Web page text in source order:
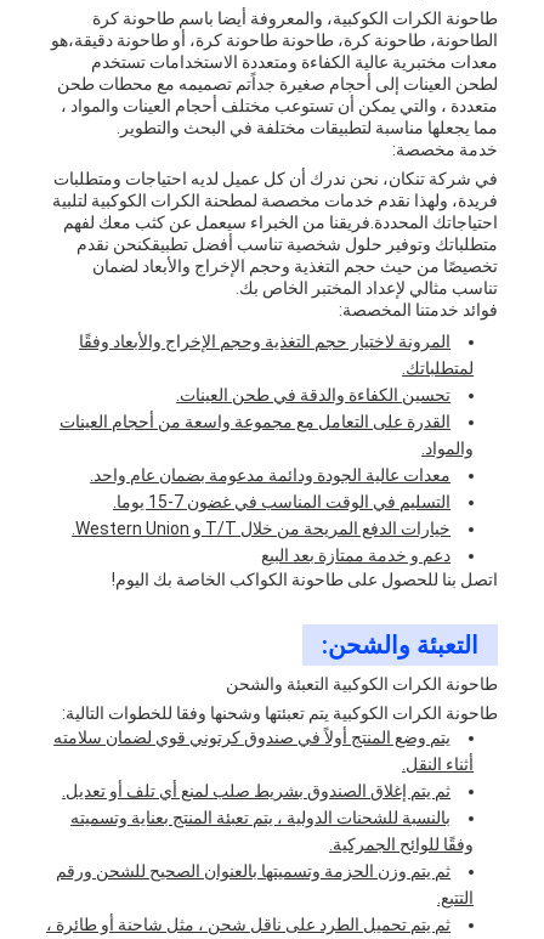
طاحونة الكرات الكوكبية، والمعروفة أيضا باسم طاحونة كرة
الطاحونة، طاحونة كرة، طاحونة طاحونة كرة، أو طاحونة دقيقة،هو
معدات مختبرية عالية الكفاءة ومتعددة الاستخدامات تستخدم
لطحن العينات إلى أحجام صغيرة جداًتم تصميمه مع محطات طحن
متعددة ، والتي يمكن أن تستوعب مختلف أحجام العينات والمواد ،
مما يجعلها مناسبة لتطبيقات مختلفة في البحث والتطوير.
خدمة مخصصة:
في شركة تنكان، نحن ندرك أن كل عميل لديه احتياجات ومتطلبات
فريدة، ولهذا نقدم خدمات مخصصة لمطحنة الكرات الكوكبية لتلبية
احتياجاتك المحددة.فريقنا من الخبراء سيعمل عن كثب معك لفهم
متطلباتك وتوفير حلول شخصية تناسب أفضل تطبيقكنحن نقدم
تخصيصًا من حيث حجم التغذية وحجم الإخراج والأبعاد لضمان
تناسب مثالي لإعداد المختبر الخاص بك.
فوائد خدمتنا المخصصة:
المرونة لاختيار حجم التغذية وحجم الإخراج والأبعاد وفقًا
لمتطلباتك.
تحسين الكفاءة والدقة في طحن العينات.
القدرة على التعامل مع مجموعة واسعة من أحجام العينات
والمواد.
معدات عالية الجودة ودائمة مدعومة بضمان عام واحد.
التسليم في الوقت المناسب في غضون 7-15 يوما.
خيارات الدفع المريحة من خلال T/T و Western Union.
دعم و خدمة ممتازة بعد البيع
اتصل بنا للحصول على طاحونة الكواكب الخاصة بك اليوم!
التعبئة والشحن:
طاحونة الكرات الكوكبية التعبئة والشحن
طاحونة الكرات الكوكبية يتم تعبئتها وشحنها وفقا للخطوات التالية:
يتم وضع المنتج أولاً في صندوق كرتوني قوي لضمان سلامته
أثناء النقل.
ثم يتم إغلاق الصندوق بشريط صلب لمنع أي تلف أو تعديل.
بالنسبة للشحنات الدولية ، يتم تعبئة المنتج بعناية وتسميته
وفقًا للوائح الجمركية.
ثم يتم وزن الحزمة وتسميتها بالعنوان الصحيح للشحن ورقم
التتبع.
ثم يتم تحميل الطرد على ناقل شحن ، مثل شاحنة أو طائرة ،